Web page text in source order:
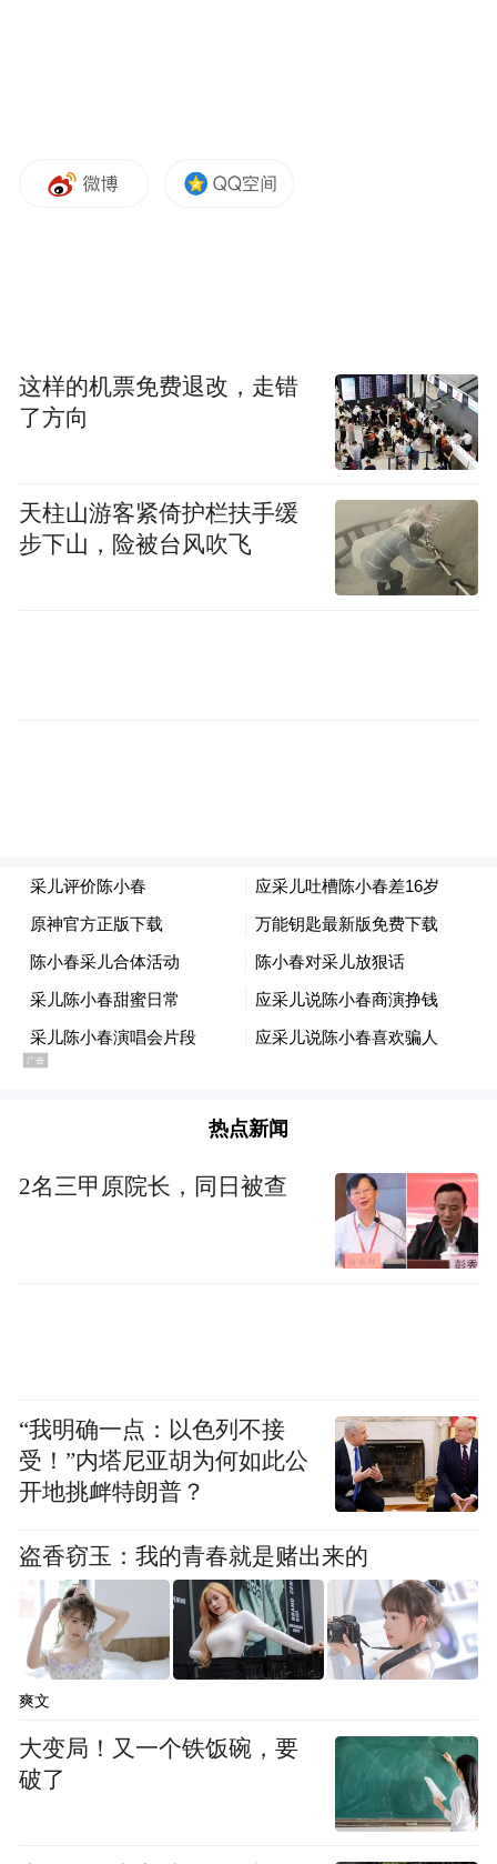
这样的机票免费退改，走错
了方向
天柱山游客紧倚护栏扶手缓
步下山，险被台风吹飞
热点新闻
2名三甲原院长，同日被查
“我明确一点：以色列不接
受！”内塔尼亚胡为何如此公
开地挑衅特朗普？
盗香窃玉：我的青春就是赌出来的
爽文
大变局！又一个铁饭碗，要
破了